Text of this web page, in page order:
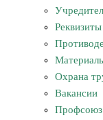
Реквизиты
Охрана
Вакансии
Профсоюз